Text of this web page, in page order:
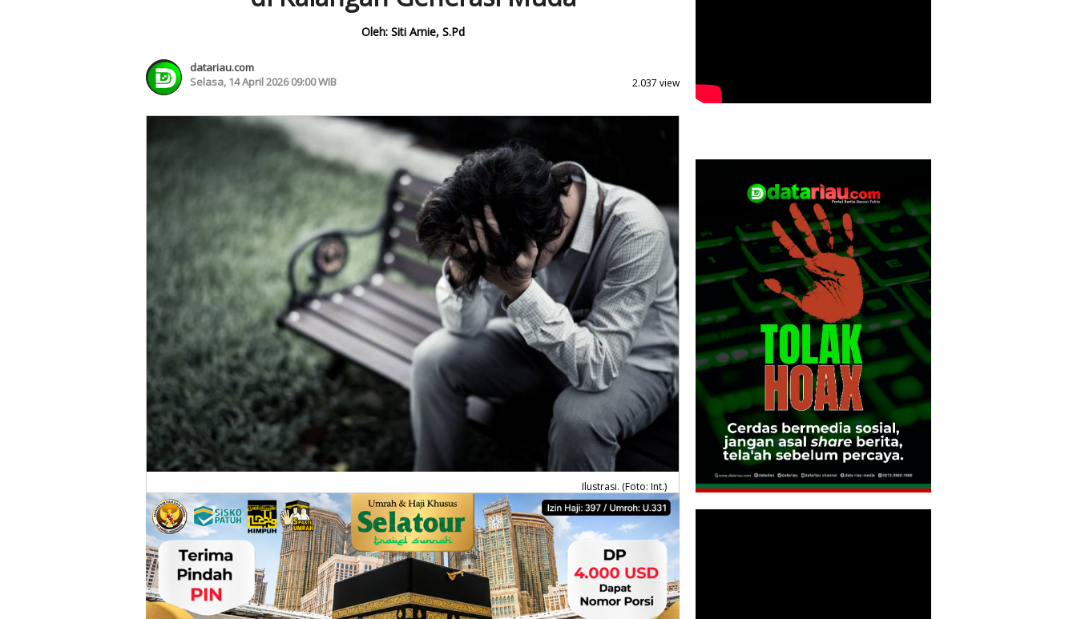
Oleh: Siti Amie, S.Pd
datariau.com
Selasa, 14 April 2026 09:00 WIB
2.037 view
Ilustrasi. (Foto: Int.)